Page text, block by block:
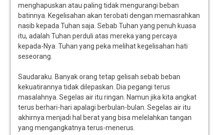
menghapuskan atau paling tidak mengurangi beban
batinnya. Kegelisahan akan terobati dengan memasrahkan
nasib kepada Tuhan saja. Sebab Tuhan yang penuh kuasa
itu, adalah Tuhan perduli atas mereka yang percaya
kepada-Nya. Tuhan yang peka melihat kegelisahan hati
seseorang.
Saudaraku. Banyak orang tetap gelisah sebab beban
kekuatirannya tidak dilepaskan. Dia pegangi terus
masalahnya. Segelas air itu ringan. Namun jika kita angkat
terus berhari-hari apalagi berbulan-bulan. Segelas air itu
akhirnya menjadi hal berat yang bisa melelahkan tangan
yang mengangkatnya terus-menerus.